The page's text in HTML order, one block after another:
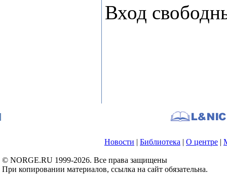
Вход
Новости | Библиотека | О центре |
© NORGE.RU 1999-2026. Все права защищены
При копировании материалов, ссылка на сайт обязательна.